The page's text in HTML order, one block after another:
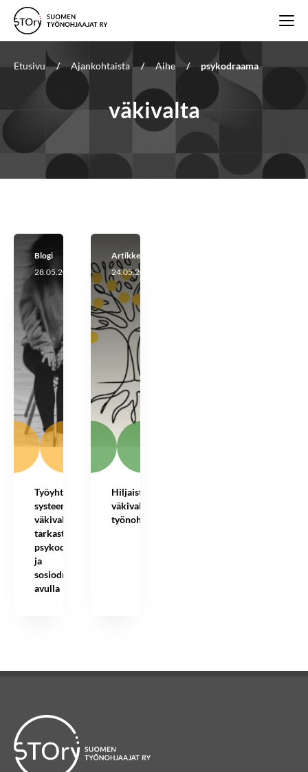
Etusivu / Ajankohtaista / Aihe / psykodraama
väkivalta
Blogi
28.05.2026
Työyhteisön
systeemisen
väkivallan
tarkastelu
psykodraaman
ja
sosiodraaman
avulla
Artikkeli
24.05.2026
Hiljaista
väkivaltaa
työnohjauksessa?